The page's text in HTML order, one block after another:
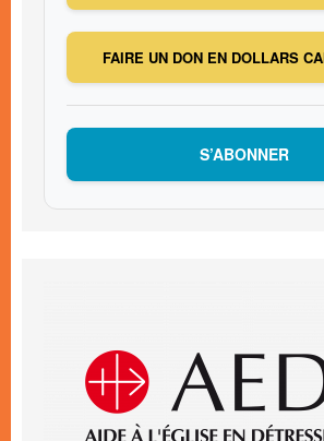
FAIRE UN DON EN DOLLARS
S’ABONNER